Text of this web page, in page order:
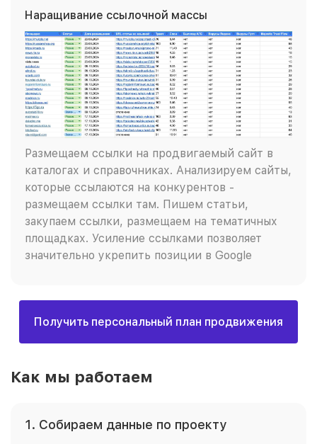
Наращивание ссылочной массы
Размещаем ссылки на продвигаемый сайт в
каталогах и справочниках. Анализируем сайты,
которые ссылаются на конкурентов -
размещаем ссылки там. Пишем статьи,
закупаем ссылки, размещаем на тематичных
площадках. Усиление ссылками позволяет
значительно укрепить позиции в Google
Получить персональный план продвижения
Как мы работаем
1. Собираем данные по проекту